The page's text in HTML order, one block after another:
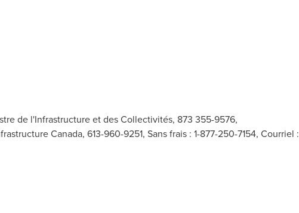
de l'Infrastructure et des Collectivités, 873 355-9576,
Canada, 613-960-9251, Sans frais : 1-877-250-7154, Courriel :